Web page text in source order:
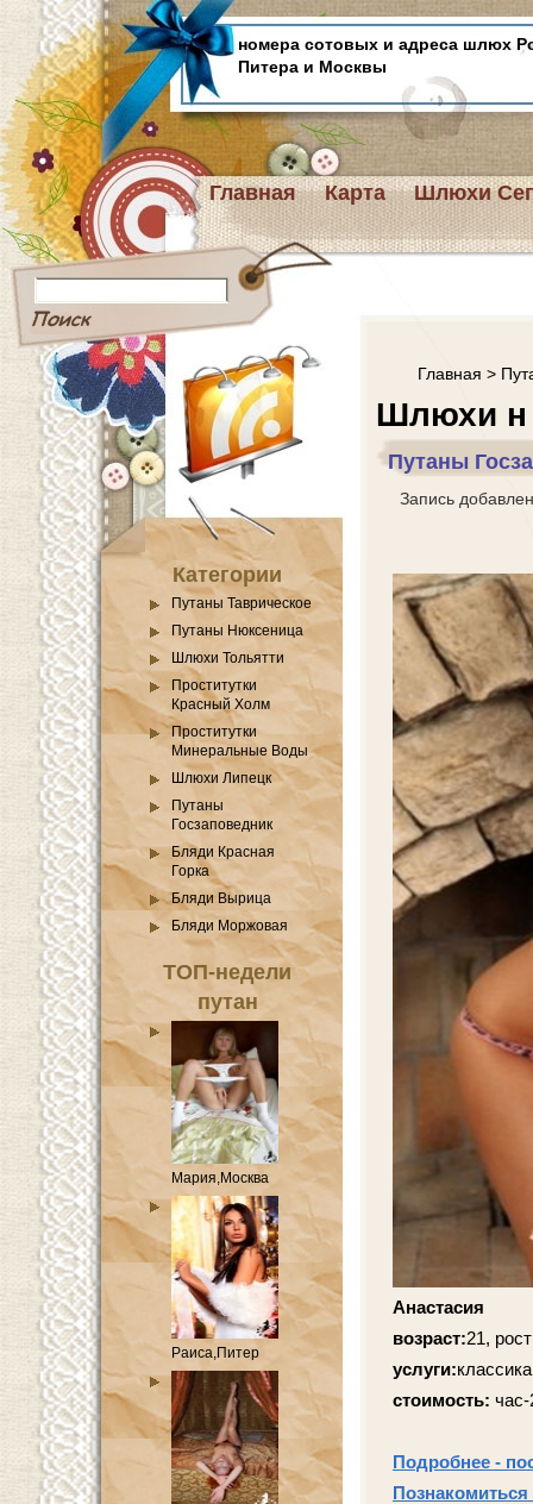
номера сотовых и адреса шлюх
Питера и Москвы
Главная Карта Шлюхи
Категории
Путаны Таврическое
Путаны Нюксеница
Шлюхи Тольятти
Проститутки
Красный Холм
Проститутки
Минеральные Воды
Шлюхи Липецк
Путаны
Госзаповедник
Бляди Красная
Горка
Бляди Вырица
Бляди Моржовая
ТОП-недели
путан
Мария,Москва
Раиса,Питер
Главная >
Шлюхи н
Путаны
Запись
Анастасия
возраст:21,
услуги:
стоимость: час-
Подробнее -